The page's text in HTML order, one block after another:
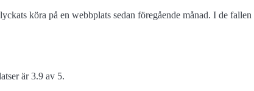
köra på en webbplats sedan föregående månad. I de fallen
är 3.9 av 5.